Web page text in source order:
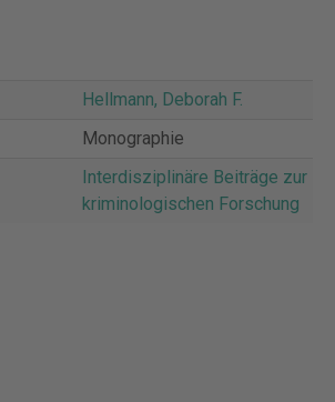
Hellmann, Deborah F.
Monographie
Interdisziplinäre Beiträge zur
kriminologischen Forschung